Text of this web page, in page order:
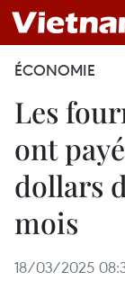
ÉCONOMIE
Les
ont
dollars
mois
18/03/2025